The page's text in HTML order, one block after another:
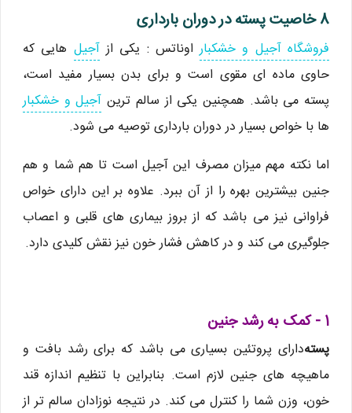
8 خاصیت پسته در دوران بارداری
فروشگاه آجیل و خشکباراوناتس : یکی ازآجیل هایی که
حاوی ماده ای مقوی است و برای بدن بسیار مفید است،
پسته می باشد. همچنین یکی از سالم ترین آجیل و خشکبار
ها با خواص بسیار در دوران بارداری توصیه می شود.
اما نکته مهم میزان مصرف این آجیل است تا هم شما و هم
جنین بیشترین بهره را از آن ببرد. علاوه بر این دارای خواص
فراوانی نیز می باشد که از بروز بیماری های قلبی و اعصاب
جلوگیری می کند و در کاهش فشار خون نیز نقش کلیدی دارد.
1 - کمک به رشد جنین
پستهدارای پروتئین بسیاری می باشد که برای رشد بافت و
ماهیچه های جنین لازم است. بنابراین با تنظیم اندازه قند
خون، وزن شما را کنترل می کند. در نتیجه نوزادان سالم تر از